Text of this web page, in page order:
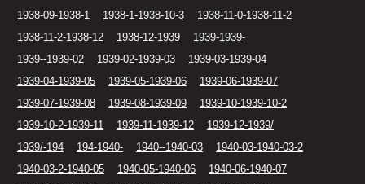
1938-09-1938-1
1938-1-1938-10-3
1938-11-0-1938-11-2
1938-11-2-1938-12
1938-12-1939
1939-1939-
1939--1939-02
1939-02-1939-03
1939-03-1939-04
1939-04-1939-05
1939-05-1939-06
1939-06-1939-07
1939-07-1939-08
1939-08-1939-09
1939-10-1939-10-2
1939-10-2-1939-11
1939-11-1939-12
1939-12-1939/
1939/-194
194-1940- 1940--1940-03
1940-03-1940-03-2
1940-03-2-1940-05
1940-05-1940-06
1940-06-1940-07